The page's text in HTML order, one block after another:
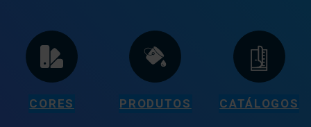
CORES PRODUTOS CATÁLOGOS